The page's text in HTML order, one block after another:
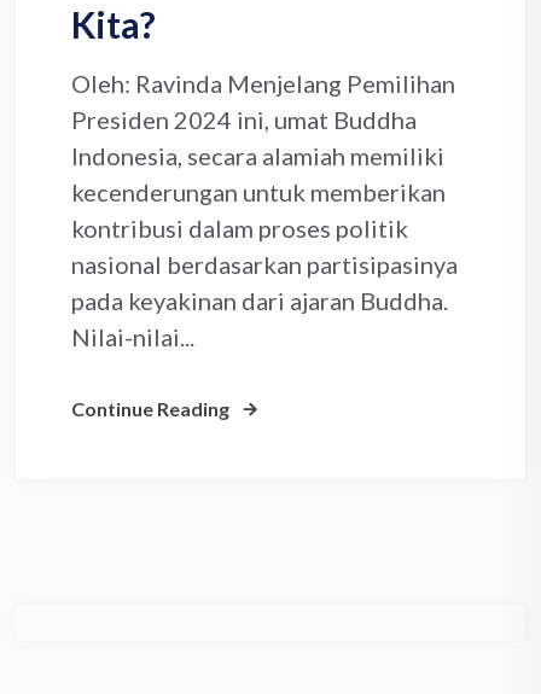
Kita?
Oleh: Ravinda Menjelang Pemilihan
Presiden 2024 ini, umat Buddha
Indonesia, secara alamiah memiliki
kecenderungan untuk memberikan
kontribusi dalam proses politik
nasional berdasarkan partisipasinya
pada keyakinan dari ajaran Buddha.
Nilai-nilai...
Continue Reading